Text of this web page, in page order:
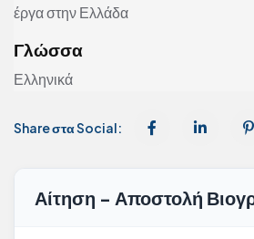
έργα στην Ελλάδα
Γλώσσα
Ελληνικά
Share στα Social:
Αίτηση - Αποστολή